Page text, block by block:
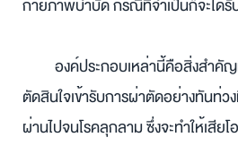
กายภาพบำบัด กรณีที่จำเป็นก็จะได้
องค์ประกอบเหล่านี้คือสิ่งสำคั
ตัดสินใจเข้ารับการผ่าตัดอย่างทันท่ว
ผ่านไปจนโรคลุกลาม ซึ่งจะทำให้เสีย